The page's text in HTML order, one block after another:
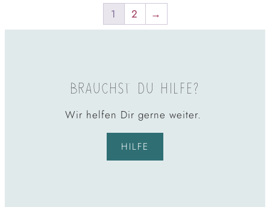
1 2 →
BRAUCHST DU HILFE?
Wir helfen Dir gerne weiter.
HILFE